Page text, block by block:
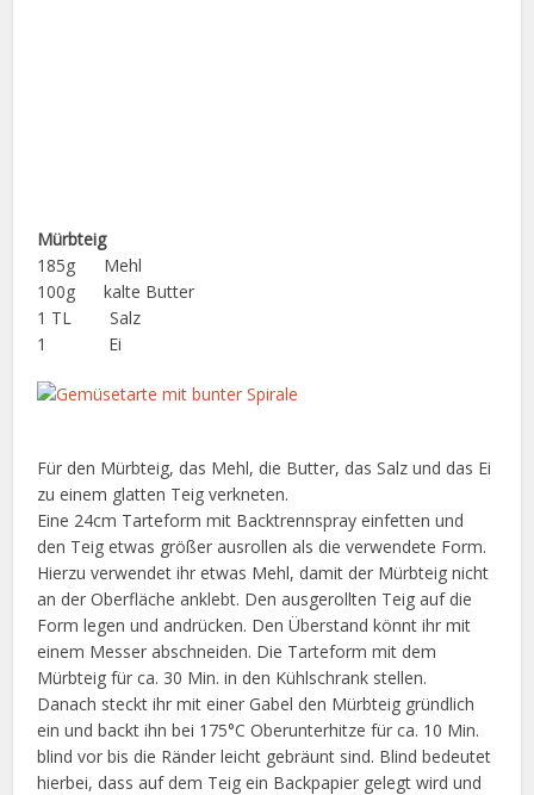
Mürbteig
185g Mehl
100g kalte Butter
1 TL Salz
1 Ei
Für den Mürbteig, das Mehl, die Butter, das Salz und das Ei
zu einem glatten Teig verkneten.
Eine 24cm Tarteform mit Backtrennspray einfetten und
den Teig etwas größer ausrollen als die verwendete Form.
Hierzu verwendet ihr etwas Mehl, damit der Mürbteig nicht
an der Oberfläche anklebt. Den ausgerollten Teig auf die
Form legen und andrücken. Den Überstand könnt ihr mit
einem Messer abschneiden. Die Tarteform mit dem
Mürbteig für ca. 30 Min. in den Kühlschrank stellen.
Danach steckt ihr mit einer Gabel den Mürbteig gründlich
ein und backt ihn bei 175°C Oberunterhitze für ca. 10 Min.
blind vor bis die Ränder leicht gebräunt sind. Blind bedeutet
hierbei, dass auf dem Teig ein Backpapier gelegt wird und